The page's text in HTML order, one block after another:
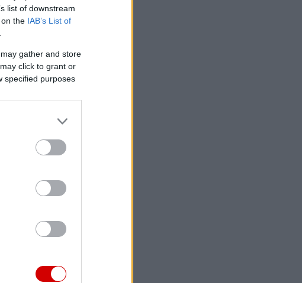
list of downstream
the IAB’s List of
gather and store
click to grant or
specified purposes